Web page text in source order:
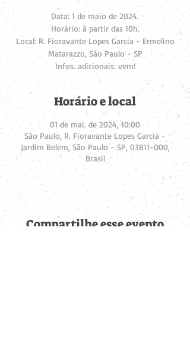
Data: 1 de maio de 2024.
Horário: à partir das 10h.
Local: R. Fioravante Lopes Garcia - Ermelino
Matarazzo, São Paulo - SP
Infos. adicionais: vem!
Horário e local
01 de mai. de 2024, 10:00
São Paulo, R. Fioravante Lopes Garcia -
Jardim Belem, São Paulo - SP, 03811-000,
Brasil
Compartilhe esse evento